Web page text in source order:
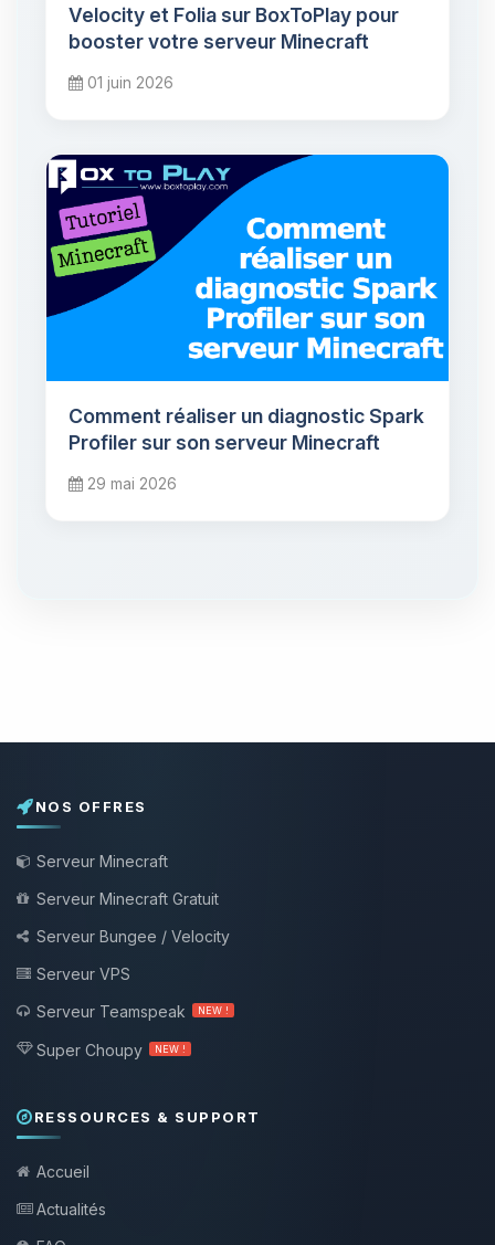
Velocity et Folia sur BoxToPlay pour
booster votre serveur Minecraft
01 juin 2026
Comment réaliser un diagnostic Spark
Profiler sur son serveur Minecraft
29 mai 2026
NOS OFFRES
Serveur Minecraft
Serveur Minecraft Gratuit
Serveur Bungee / Velocity
Serveur VPS
Serveur Teamspeak
NEW !
Super Choupy NEW !
RESSOURCES & SUPPORT
Accueil
Actualités